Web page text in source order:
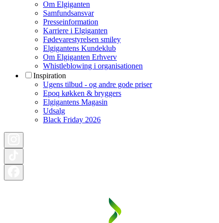
Om Elgiganten
Samfundsansvar
Presseinformation
Karriere i Elgiganten
Fødevarestyrelsen smiley
Elgigantens Kundeklub
Om Elgiganten Erhverv
Whistleblowing i organisationen
Inspiration
Ugens tilbud - og andre gode priser
Epoq køkken & bryggers
Elgigantens Magasin
Udsalg
Black Friday 2026